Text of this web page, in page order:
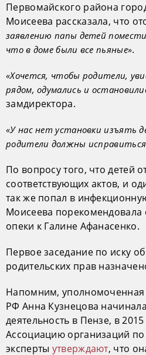
Первомайского района
Моисеева рассказала, что
заявлению папы детей
что в доме были все пьяные».
«Хочется, чтобы родители,
рядом, одумались и
замдиректора.
«У нас нет установки изъять
родители должны
По вопросу того, что детей
соответствующих актов, и
так же попал в
Моисеева порекомендовала
опеки к Галине Афанасенко.
Первое заседание по иску
родительских прав
Напомним, уполномоченная
РФ Анна Кузнецова
деятельность в Пензе, в
Ассоциацию организаций
эксперты утверждают, что